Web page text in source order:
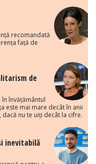
recomandată
față de
de
învățământul
este mai mare decât în anii
nu te uiți decât la cifre.
inevitabilă